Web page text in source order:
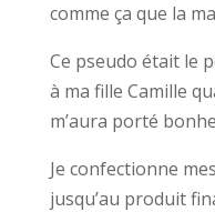
comme ça que la
Ce pseudo était le
à ma fille Camille
m’aura porté
Je confectionne
jusqu’au produit